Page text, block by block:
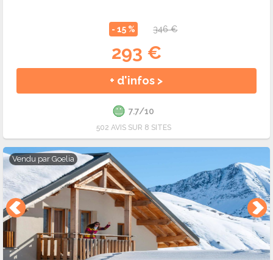
- 15 % 346 €
293 €
+ d'infos >
7.7/10
502 AVIS SUR 8 SITES
Vendu par Goelia